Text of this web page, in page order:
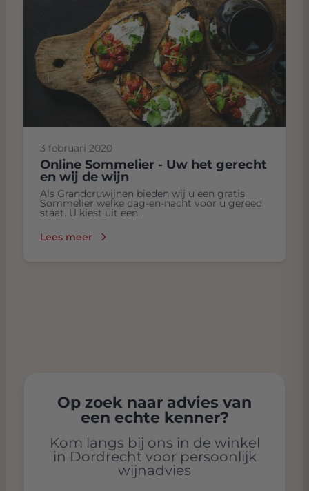
3 februari 2020
Online Sommelier - Uw het gerecht
en wij de wijn
Als Grandcruwijnen bieden wij u een gratis
Sommelier welke dag-en-nacht voor u gereed
staat. U kiest uit een...
Lees meer
Op zoek naar advies van
een echte kenner?
Kom langs bij ons in de winkel
in Dordrecht voor persoonlijk
wijnadvies